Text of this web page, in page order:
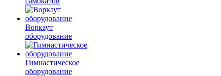
Воркаут
оборудование
Гимнастическое
оборудование